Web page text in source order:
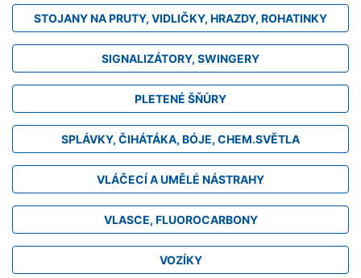
STOJANY NA PRUTY, VIDLIČKY, HRAZDY, ROHATINKY
SIGNALIZÁTORY, SWINGERY
PLETENÉ ŠŇŮRY
SPLÁVKY, ČIHÁTÁKA, BÓJE, CHEM.SVĚTLA
VLÁČECÍ A UMĚLÉ NÁSTRAHY
VLASCE, FLUOROCARBONY
VOZÍKY